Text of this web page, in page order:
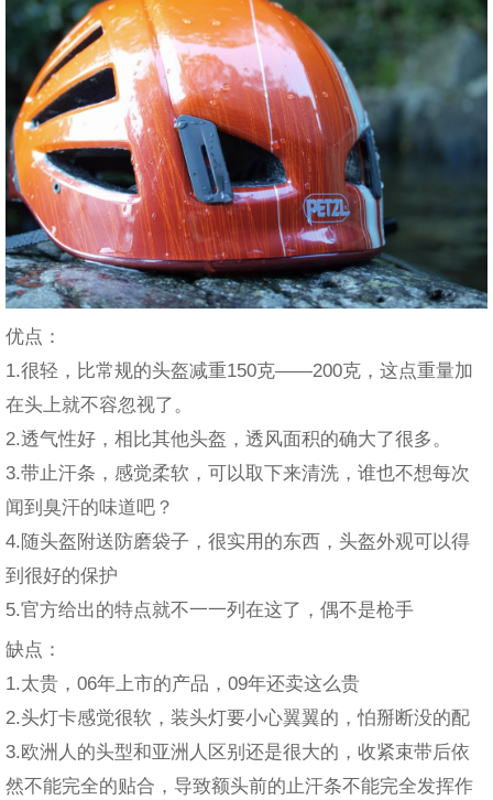
优点：
1.很轻，比常规的头盔减重150克——200克，这点重量加
在头上就不容忽视了。
2.透气性好，相比其他头盔，透风面积的确大了很多。
3.带止汗条，感觉柔软，可以取下来清洗，谁也不想每次
闻到臭汗的味道吧？
4.随头盔附送防磨袋子，很实用的东西，头盔外观可以得
到很好的保护
5.官方给出的特点就不一一列在这了，偶不是枪手
缺点：
1.太贵，06年上市的产品，09年还卖这么贵
2.头灯卡感觉很软，装头灯要小心翼翼的，怕掰断没的配
3.欧洲人的头型和亚洲人区别还是很大的，收紧束带后依
然不能完全的贴合，导致额头前的止汗条不能完全发挥作